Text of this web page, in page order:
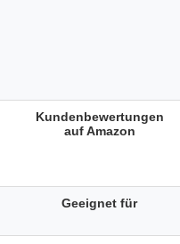
Kundenbewertungen
auf Amazon
Geeignet für